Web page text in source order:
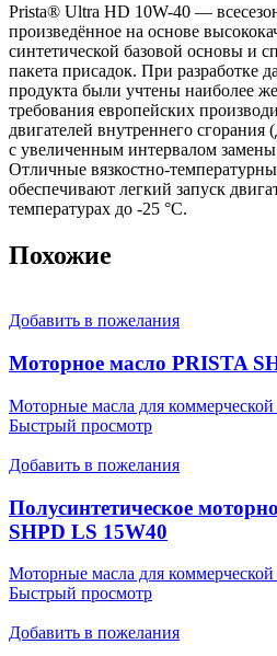
Prista® Ultra HD 10W-40 —
произведённое на основе
синтетической базовой основы и
пакета присадок. При разработке
продукта были учтены наиболее
требования европейских
двигателей внутреннего
с увеличенным интервалом замены
Отличные вязкостно-
обеспечивают легкий запуск
температурах до -25 °С.
Похожие
Добавить в пожелания
Моторное масло PRISTA
Моторные масла для коммерческой
Быстрый просмотр
Добавить в пожелания
Полусинтетическое
SHPD LS 15W40
Моторные масла для коммерческой
Быстрый просмотр
Добавить в пожелания